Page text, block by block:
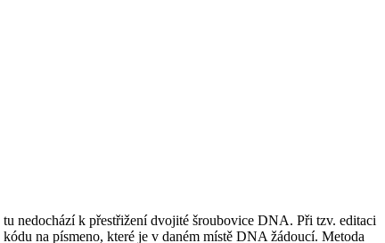
nedochází k přestřižení dvojité šroubovice DNA. Při tzv. editaci
na písmeno, které je v daném místě DNA žádoucí. Metoda